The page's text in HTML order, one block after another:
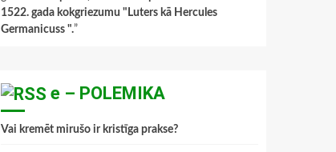
1522. gada kokgriezumu "Luters kā Hercules
Germanicuss ".”
e – POLEMIKA
Vai kremēt mirušo ir kristīga prakse?